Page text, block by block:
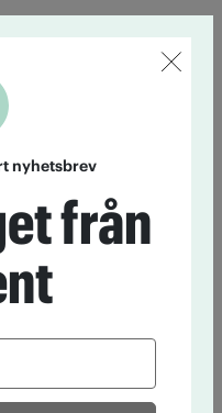
nyhetsbrev
från